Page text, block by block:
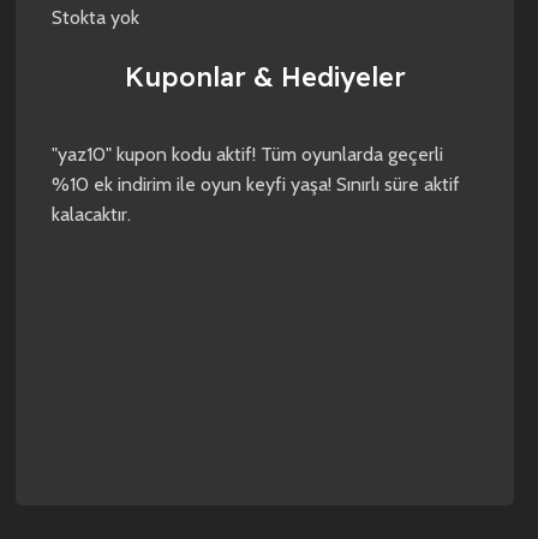
Stokta yok
Kuponlar & Hediyeler
"yaz10" kupon kodu aktif! Tüm oyunlarda geçerli
%10 ek indirim ile oyun keyfi yaşa! Sınırlı süre aktif
kalacaktır.